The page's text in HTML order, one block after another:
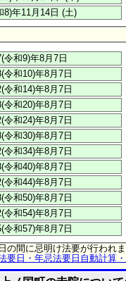
の間に忌明け法要が行われま
要日・年忌法要日自動計算・